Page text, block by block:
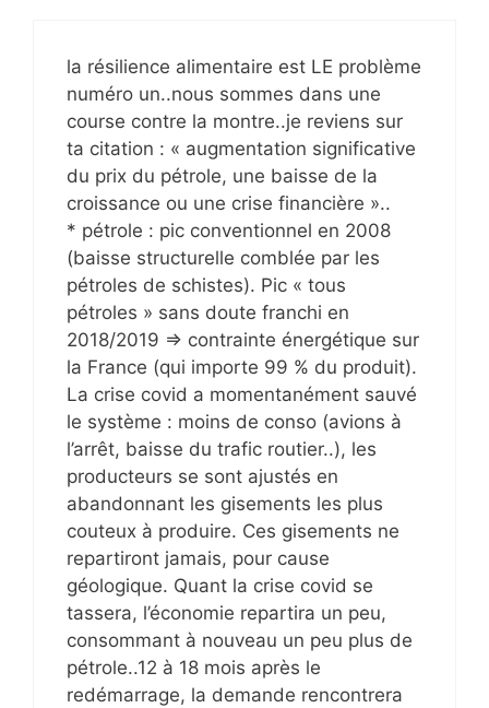
la résilience alimentaire est LE problème
numéro un..nous sommes dans une
course contre la montre..je reviens sur
ta citation : « augmentation significative
du prix du pétrole, une baisse de la
croissance ou une crise financière »..
* pétrole : pic conventionnel en 2008
(baisse structurelle comblée par les
pétroles de schistes). Pic « tous
pétroles » sans doute franchi en
2018/2019 => contrainte énergétique sur
la France (qui importe 99 % du produit).
La crise covid a momentanément sauvé
le système : moins de conso (avions à
l’arrêt, baisse du trafic routier..), les
producteurs se sont ajustés en
abandonnant les gisements les plus
couteux à produire. Ces gisements ne
repartiront jamais, pour cause
géologique. Quant la crise covid se
tassera, l’économie repartira un peu,
consommant à nouveau un peu plus de
pétrole..12 à 18 mois après le
redémarrage, la demande rencontrera